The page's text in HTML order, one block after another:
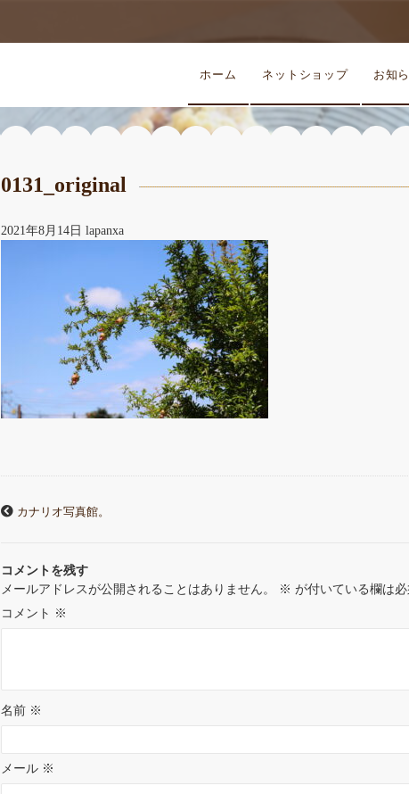
ホーム ネットショップ お知
0131_original
2021年8月14日 lapanxa
カナリオ写真館。
コメントを残す
メールアドレスが公開されることはありません。
※ が付いている欄は
コメント ※
名前 ※
メール ※